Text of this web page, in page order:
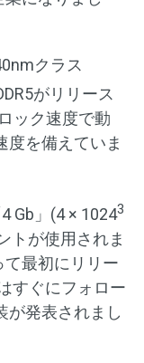
クラス
がリリース
ック速度で動
度を備えていま
Gb」(4 × 10243
トが使用されま
て最初にリリー
すぐにフォロー
が発表されまし